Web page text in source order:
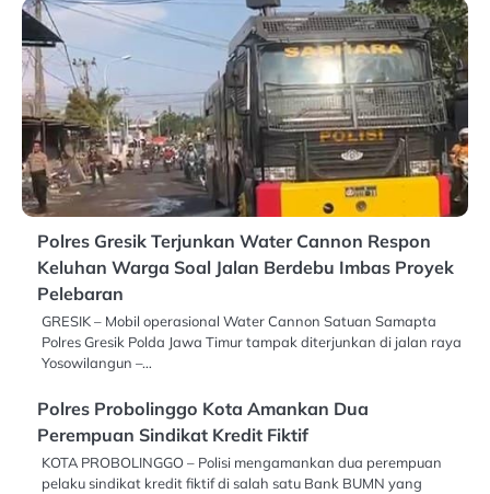
Polres Gresik Terjunkan Water Cannon Respon
Keluhan Warga Soal Jalan Berdebu Imbas Proyek
Pelebaran
GRESIK – Mobil operasional Water Cannon Satuan Samapta
Polres Gresik Polda Jawa Timur tampak diterjunkan di jalan raya
Yosowilangun –…
Polres Probolinggo Kota Amankan Dua
Perempuan Sindikat Kredit Fiktif
KOTA PROBOLINGGO – Polisi mengamankan dua perempuan
pelaku sindikat kredit fiktif di salah satu Bank BUMN yang